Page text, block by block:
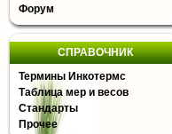
Форум
СПРАВОЧНИК
Термины Инкотермс
Таблица мер и весов
Стандарты
Прочее